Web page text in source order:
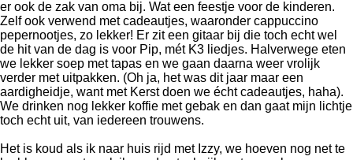
er ook de zak van oma bij. Wat een feestje voor de kinderen.
Zelf ook verwend met cadeautjes, waaronder cappuccino
pepernootjes, zo lekker! Er zit een gitaar bij die toch echt wel
de hit van de dag is voor Pip, mét K3 liedjes. Halverwege eten
we lekker soep met tapas en we gaan daarna weer vrolijk
verder met uitpakken. (Oh ja, het was dit jaar maar een
aardigheidje, want met Kerst doen we écht cadeautjes, haha).
We drinken nog lekker koffie met gebak en dan gaat mijn lichtje
toch echt uit, van iedereen trouwens.
Het is koud als ik naar huis rijd met Izzy, we hoeven nog net te